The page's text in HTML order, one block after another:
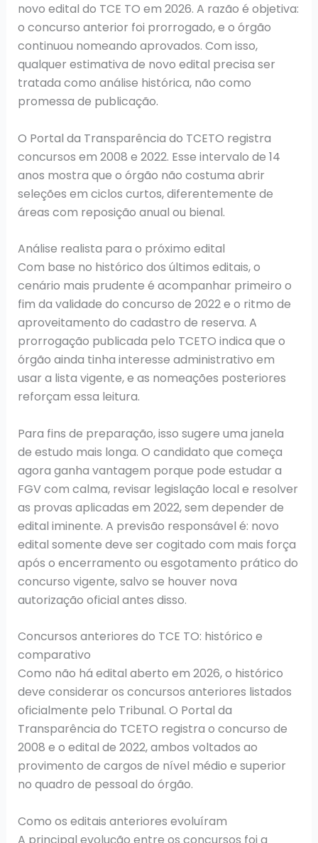
novo edital do TCE TO em 2026. A razão é objetiva:
o concurso anterior foi prorrogado, e o órgão
continuou nomeando aprovados. Com isso,
qualquer estimativa de novo edital precisa ser
tratada como análise histórica, não como
promessa de publicação.
O Portal da Transparência do TCETO registra
concursos em 2008 e 2022. Esse intervalo de 14
anos mostra que o órgão não costuma abrir
seleções em ciclos curtos, diferentemente de
áreas com reposição anual ou bienal.
Análise realista para o próximo edital
Com base no histórico dos últimos editais, o
cenário mais prudente é acompanhar primeiro o
fim da validade do concurso de 2022 e o ritmo de
aproveitamento do cadastro de reserva. A
prorrogação publicada pelo TCETO indica que o
órgão ainda tinha interesse administrativo em
usar a lista vigente, e as nomeações posteriores
reforçam essa leitura.
Para fins de preparação, isso sugere uma janela
de estudo mais longa. O candidato que começa
agora ganha vantagem porque pode estudar a
FGV com calma, revisar legislação local e resolver
as provas aplicadas em 2022, sem depender de
edital iminente. A previsão responsável é: novo
edital somente deve ser cogitado com mais força
após o encerramento ou esgotamento prático do
concurso vigente, salvo se houver nova
autorização oficial antes disso.
Concursos anteriores do TCE TO: histórico e
comparativo
Como não há edital aberto em 2026, o histórico
deve considerar os concursos anteriores listados
oficialmente pelo Tribunal. O Portal da
Transparência do TCETO registra o concurso de
2008 e o edital de 2022, ambos voltados ao
provimento de cargos de nível médio e superior
no quadro de pessoal do órgão.
Como os editais anteriores evoluíram